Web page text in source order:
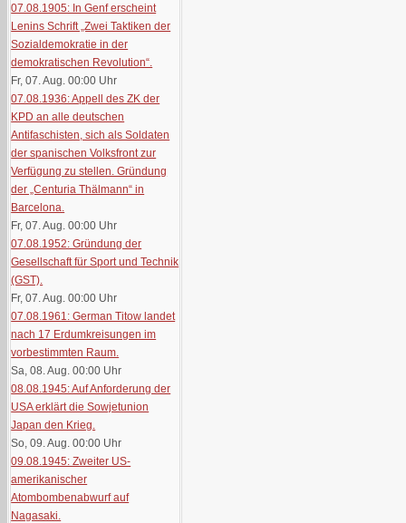
07.08.1905: In Genf erscheint
Lenins Schrift „Zwei Taktiken der
Sozialdemokratie in der
demokratischen Revolution“.
Fr, 07. Aug. 00:00 Uhr
07.08.1936: Appell des ZK der
KPD an alle deutschen
Antifaschisten, sich als Soldaten
der spanischen Volksfront zur
Verfügung zu stellen. Gründung
der „Centuria Thälmann“ in
Barcelona.
Fr, 07. Aug. 00:00 Uhr
07.08.1952: Gründung der
Gesellschaft für Sport und Technik
(GST).
Fr, 07. Aug. 00:00 Uhr
07.08.1961: German Titow landet
nach 17 Erdumkreisungen im
vorbestimmten Raum.
Sa, 08. Aug. 00:00 Uhr
08.08.1945: Auf Anforderung der
USA erklärt die Sowjetunion
Japan den Krieg.
So, 09. Aug. 00:00 Uhr
09.08.1945: Zweiter US-
amerikanischer
Atombombenabwurf auf
Nagasaki.